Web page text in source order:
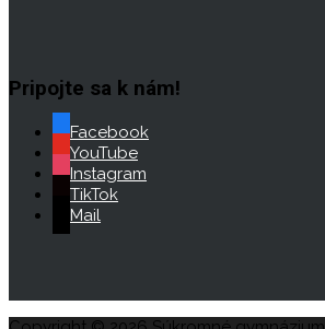
Pripojte sa k nám!
Facebook
YouTube
Instagram
TikTok
Mail